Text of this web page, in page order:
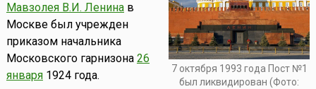
7 октября 1993 года Пост №1
был ликвидирован (Фото:
Мавзолея В.И. Ленинав
Москве был учрежден
приказом начальника
Московского гарнизона 26
января1924 года.